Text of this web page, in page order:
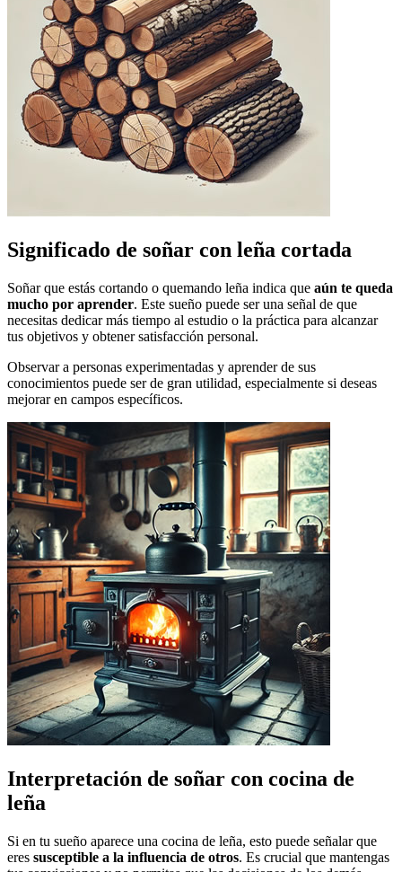
Significado de soñar con leña cortada
Soñar que estás cortando o quemando leña indica que aún te queda
mucho por aprender. Este sueño puede ser una señal de que
necesitas dedicar más tiempo al estudio o la práctica para alcanzar
tus objetivos y obtener satisfacción personal.
Observar a personas experimentadas y aprender de sus
conocimientos puede ser de gran utilidad, especialmente si deseas
mejorar en campos específicos.
Interpretación de soñar con cocina de
leña
Si en tu sueño aparece una cocina de leña, esto puede señalar que
eres susceptible a la influencia de otros. Es crucial que mantengas